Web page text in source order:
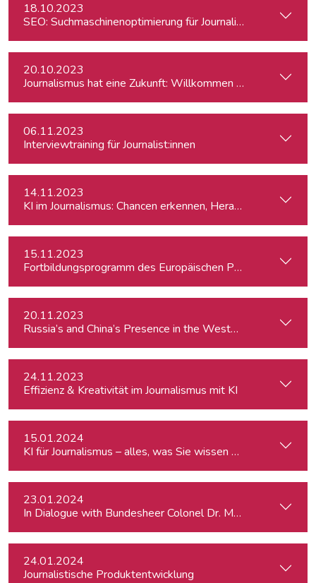
18.10.2023
SEO: Suchmaschinenoptimierung für Journalist:innen
20.10.2023
Journalismus hat eine Zukunft: Willkommen zum Open Day
06.11.2023
Interviewtraining für Journalist:innen
14.11.2023
KI im Journalismus: Chancen erkennen, Herausforderungen
15.11.2023
Fortbildungsprogramm des Europäischen Parlaments für
20.11.2023
24.11.2023
Effizienz & Kreativität im Journalismus mit KI
15.01.2024
KI für Journalismus – alles, was Sie wissen müssen
23.01.2024
In Dialogue with Bundesheer Colonel Dr. Markus Reisner
24.01.2024
Journalistische Produktentwicklung